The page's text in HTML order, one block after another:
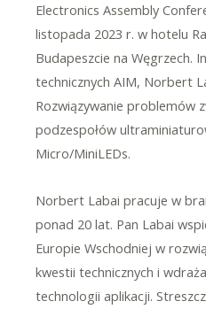
Electronics Assembly
listopada 2023 r. w hotelu
Budapeszcie na Węgrzech.
technicznych AIM, Norbert
Rozwiązywanie problemów
podzespołów
Micro/MiniLEDs.
Norbert Labai pracuje w
ponad 20 lat. Pan Labai
Europie Wschodniej w
kwestii technicznych i
technologii aplikacji.